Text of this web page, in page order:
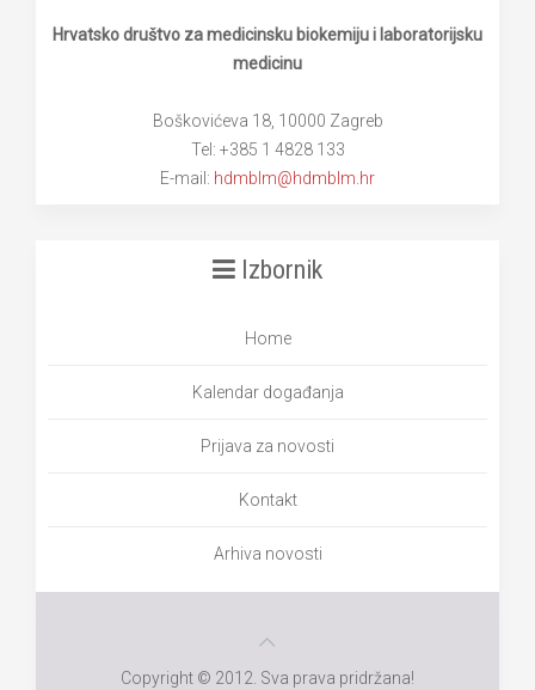
Hrvatsko društvo za medicinsku biokemiju i laboratorijsku
medicinu
Boškovićeva 18, 10000 Zagreb
Tel: +385 1 4828 133
E-mail: hdmblm@hdmblm.hr
Izbornik
Home
Kalendar događanja
Prijava za novosti
Kontakt
Arhiva novosti
Copyright © 2012. Sva prava pridržana!